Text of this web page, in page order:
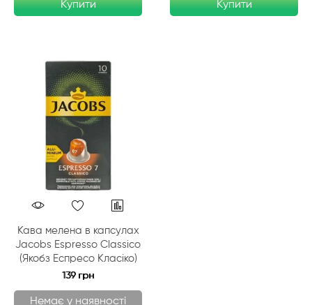
Купити Купити
Кава мелена в капсулах
Jacobs Espresso Classico
(Якобз Еспресо Класіко)
139 грн
Немає у наявності